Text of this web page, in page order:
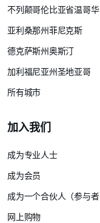
不列颠哥伦比亚省温哥华
亚利桑那州菲尼克斯
德克萨斯州奥斯汀
加利福尼亚州圣地亚哥
所有城市
加入我们
成为专业人士
成为会员
成为一个合伙人（参与者
网上购物